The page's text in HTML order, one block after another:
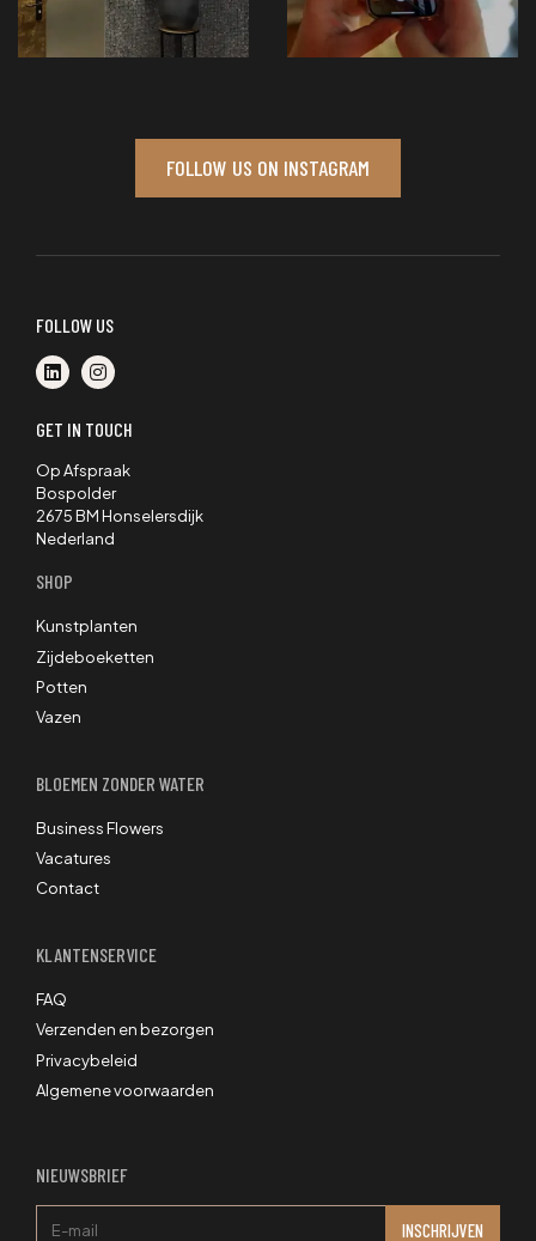
FOLLOW US ON INSTAGRAM
FOLLOW US
GET IN TOUCH
Op Afspraak
Bospolder
2675 BM Honselersdijk
Nederland
SHOP
Kunstplanten
Zijdeboeketten
Potten
Vazen
BLOEMEN ZONDER WATER
Business Flowers
Vacatures
Contact
KLANTENSERVICE
FAQ
Verzenden en bezorgen
Privacybeleid
Algemene voorwaarden
NIEUWSBRIEF